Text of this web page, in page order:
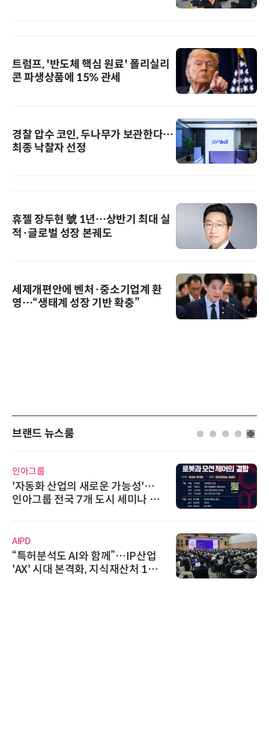
트럼프, '반도체 핵심 원료' 폴리실리
콘 파생상품에 15% 관세
경찰 압수 코인, 두나무가 보관한다…
최종 낙찰자 선정
휴젤 장두현 號 1년…상반기 최대 실
적·글로벌 성장 본궤도
세제개편안에 벤처·중소기업계 환
영…“생태계 성장 기반 확충”
브랜드 뉴스룸
인아그룹
'자동화 산업의 새로운 가능성'…
인아그룹 전국 7개 도시 세미나 페
AIPD
“특허분석도 AI와 함께”…IP산업
'AX' 시대 본격화, 지식재산처 1호